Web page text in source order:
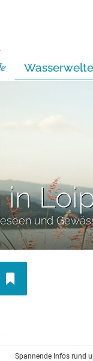
in
und
Spannende Infos rund